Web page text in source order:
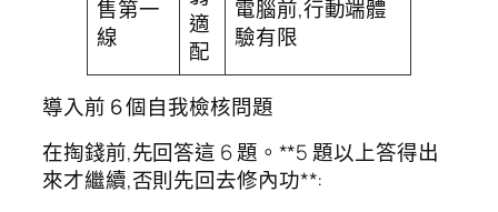
售第一
線
適
配
電腦前,行動端體
驗有限
導入前 6 個自我檢核問題
在掏錢前,先回答這 6 題。**5 題以上答得出
來才繼續,否則先回去修內功**: